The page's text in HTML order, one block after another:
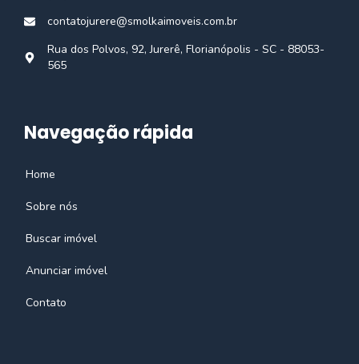
contatojurere@smolkaimoveis.com.br
Rua dos Polvos, 92, Jurerê, Florianópolis - SC - 88053-
565
Navegação rápida
Home
Sobre nós
Buscar imóvel
Anunciar imóvel
Contato